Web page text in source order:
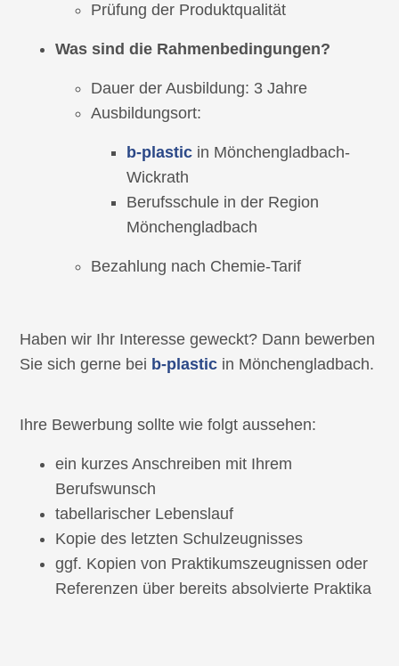
Prüfung der Produktqualität
Was sind die Rahmenbedingungen?
Dauer der Ausbildung: 3 Jahre
Ausbildungsort:
b-plastic in Mönchengladbach-
Wickrath
Berufsschule in der Region
Mönchengladbach
Bezahlung nach Chemie-Tarif
Haben wir Ihr Interesse geweckt? Dann bewerben
Sie sich gerne bei b-plastic in Mönchengladbach.
Ihre Bewerbung sollte wie folgt aussehen:
ein kurzes Anschreiben mit Ihrem
Berufswunsch
tabellarischer Lebenslauf
Kopie des letzten Schulzeugnisses
ggf. Kopien von Praktikumszeugnissen oder
Referenzen über bereits absolvierte Praktika